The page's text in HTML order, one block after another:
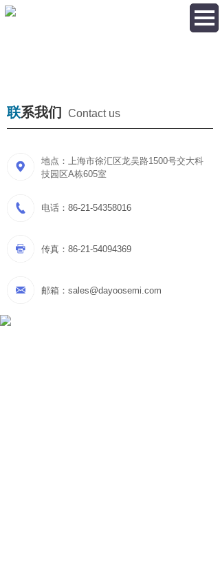
联系我们 Contact us
邮箱： sales@dayoosemi.com
传真： 86-21-54094369
电话： 86-21-54358016
地点： 上海市徐汇区龙吴路1500号交大科
技园区A栋605室